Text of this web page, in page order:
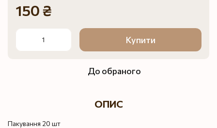
150 ₴
Купити
До обраного
ОПИС
Пакування 20 шт